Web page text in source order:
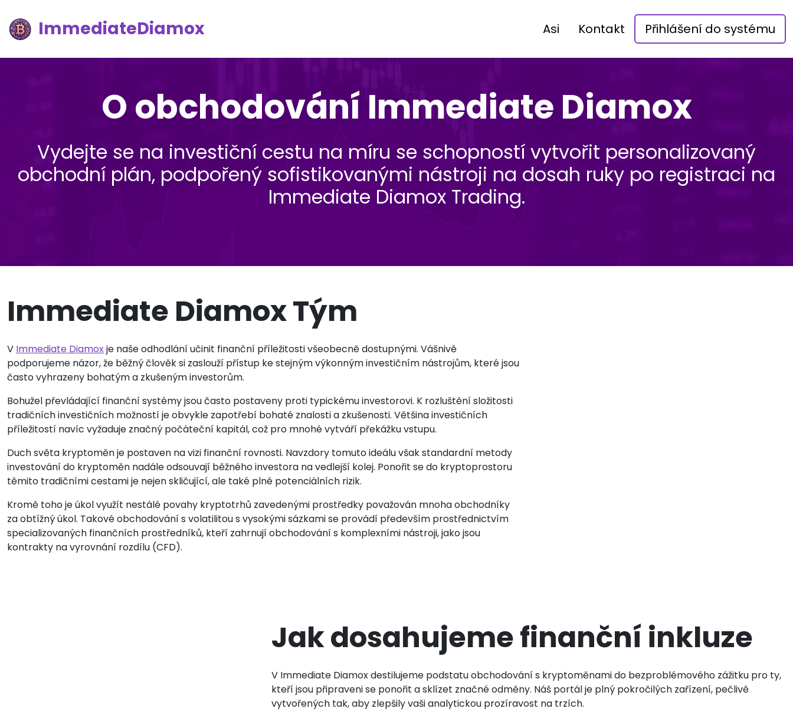
ImmediateDiamox Asi Kontakt Přihlášení do systému
O obchodování Immediate Diamox
Vydejte se na investiční cestu na míru se schopností vytvořit personalizovaný
obchodní plán, podpořený sofistikovanými nástroji na dosah ruky po registraci na
Immediate Diamox Trading.
Immediate Diamox Tým
V Immediate Diamoxje naše odhodlání učinit finanční příležitosti všeobecně dostupnými. Vášnivě
podporujeme názor, že běžný člověk si zaslouží přístup ke stejným výkonným investičním nástrojům, které jsou
často vyhrazeny bohatým a zkušeným investorům.
Bohužel převládající finanční systémy jsou často postaveny proti typickému investorovi. K rozluštění složitosti
tradičních investičních možností je obvykle zapotřebí bohaté znalosti a zkušenosti. Většina investičních
příležitostí navíc vyžaduje značný počáteční kapitál, což pro mnohé vytváří překážku vstupu.
Duch světa kryptoměn je postaven na vizi finanční rovnosti. Navzdory tomuto ideálu však standardní metody
investování do kryptoměn nadále odsouvají běžného investora na vedlejší kolej. Ponořit se do kryptoprostoru
těmito tradičními cestami je nejen skličující, ale také plné potenciálních rizik.
Kromě toho je úkol využít nestálé povahy kryptotrhů zavedenými prostředky považován mnoha obchodníky
za obtížný úkol. Takové obchodování s volatilitou s vysokými sázkami se provádí především prostřednictvím
specializovaných finančních prostředníků, kteří zahrnují obchodování s komplexními nástroji, jako jsou
kontrakty na vyrovnání rozdílu (CFD).
Jak dosahujeme finanční inkluze
V Immediate Diamox destilujeme podstatu obchodování s kryptoměnami do bezproblémového zážitku pro ty,
kteří jsou připraveni se ponořit a sklízet značné odměny. Náš portál je plný pokročilých zařízení, pečlivě
vytvořených tak, aby zlepšily vaši analytickou prozíravost na trzích.